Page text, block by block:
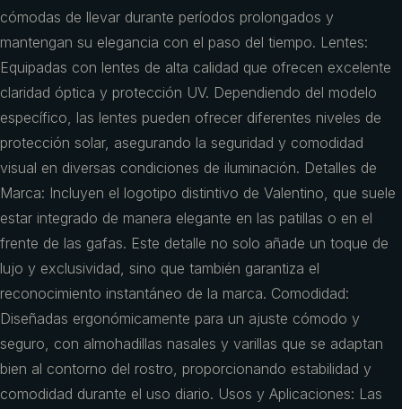
cómodas de llevar durante períodos prolongados y
mantengan su elegancia con el paso del tiempo. Lentes:
Equipadas con lentes de alta calidad que ofrecen excelente
claridad óptica y protección UV. Dependiendo del modelo
específico, las lentes pueden ofrecer diferentes niveles de
protección solar, asegurando la seguridad y comodidad
visual en diversas condiciones de iluminación. Detalles de
Marca: Incluyen el logotipo distintivo de Valentino, que suele
estar integrado de manera elegante en las patillas o en el
frente de las gafas. Este detalle no solo añade un toque de
lujo y exclusividad, sino que también garantiza el
reconocimiento instantáneo de la marca. Comodidad:
Diseñadas ergonómicamente para un ajuste cómodo y
seguro, con almohadillas nasales y varillas que se adaptan
bien al contorno del rostro, proporcionando estabilidad y
comodidad durante el uso diario. Usos y Aplicaciones: Las